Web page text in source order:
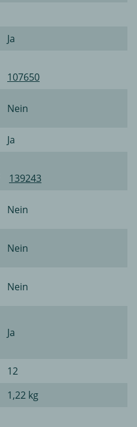
Ja
107650
Nein
Ja
139243
Nein
Nein
Nein
Ja
12
1,22 kg